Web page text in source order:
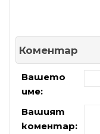
Коментар
Вашето
име:
Вашият
коментар: